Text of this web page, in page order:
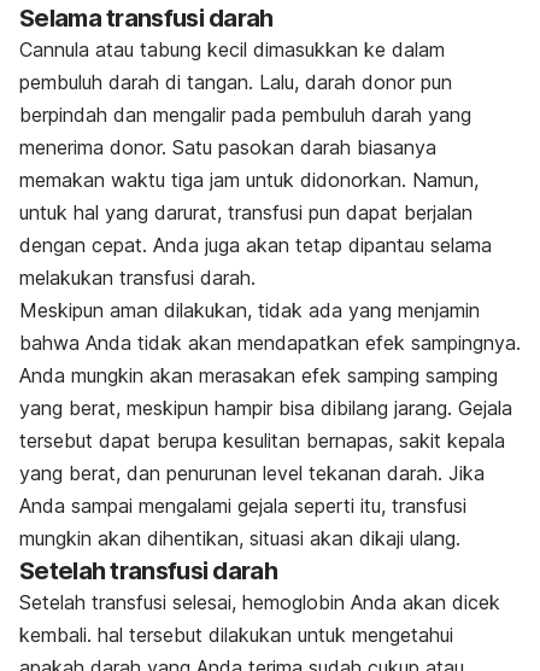
Selama transfusi darah
Cannula atau tabung kecil dimasukkan ke dalam
pembuluh darah di tangan. Lalu, darah donor pun
berpindah dan mengalir pada pembuluh darah yang
menerima donor. Satu pasokan darah biasanya
memakan waktu tiga jam untuk didonorkan. Namun,
untuk hal yang darurat, transfusi pun dapat berjalan
dengan cepat. Anda juga akan tetap dipantau selama
melakukan transfusi darah.
Meskipun aman dilakukan, tidak ada yang menjamin
bahwa Anda tidak akan mendapatkan efek sampingnya.
Anda mungkin akan merasakan efek samping samping
yang berat, meskipun hampir bisa dibilang jarang. Gejala
tersebut dapat berupa kesulitan bernapas, sakit kepala
yang berat, dan penurunan level tekanan darah. Jika
Anda sampai mengalami gejala seperti itu, transfusi
mungkin akan dihentikan, situasi akan dikaji ulang.
Setelah transfusi darah
Setelah transfusi selesai, hemoglobin Anda akan dicek
kembali. hal tersebut dilakukan untuk mengetahui